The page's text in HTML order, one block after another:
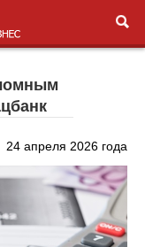
24 апреля 2026 года